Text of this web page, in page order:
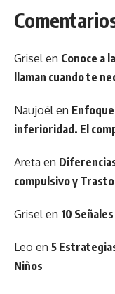
Griselen Conoce a
llaman cuando te
Naujoëlen
inferioridad. El
Areta en
compulsivo y
Griselen 10
Leo en 5
Niños